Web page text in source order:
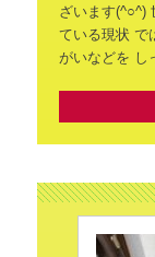
ざいます(^○^)
ている現状 で
がいなどを し